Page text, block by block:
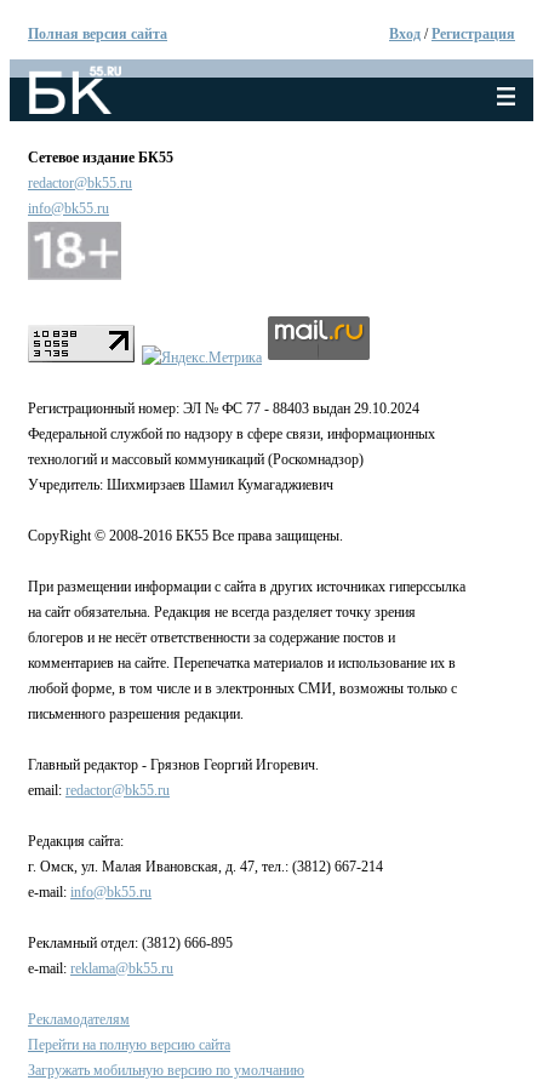
Полная версия сайта Вход /Регистрация
Сетевое издание БК55
redactor@bk55.ru
info@bk55.ru
Регистрационный номер: ЭЛ № ФС 77 - 88403 выдан 29.10.2024
Федеральной службой по надзору в сфере связи, информационных
технологий и массовый коммуникаций (Роскомнадзор)
Учредитель: Шихмирзаев Шамил Кумагаджиевич
CopyRight © 2008-2016 БК55 Все права защищены.
При размещении информации с сайта в других источниках гиперссылка
на сайт обязательна. Редакция не всегда разделяет точку зрения
блогеров и не несёт ответственности за содержание постов и
комментариев на сайте. Перепечатка материалов и использование их в
любой форме, в том числе и в электронных СМИ, возможны только с
письменного разрешения редакции.
Главный редактор - Грязнов Георгий Игоревич.
email: redactor@bk55.ru
Редакция сайта:
г. Омск, ул. Малая Ивановская, д. 47, тел.: (3812) 667-214
e-mail: info@bk55.ru
Рекламный отдел: (3812) 666-895
e-mail: reklama@bk55.ru
Рекламодателям
Перейти на полную версию сайта
Загружать мобильную версию по умолчанию